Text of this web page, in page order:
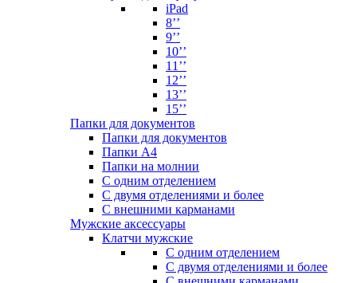
iPad
8’’
9’’
10’’
11’’
12’’
13’’
15’’
Папки для документов
Папки для документов
Папки А4
Папки на молнии
С одним отделением
С двумя отделениями и более
С внешними карманами
Мужские аксессуары
Клатчи мужские
С одним отделением
С двумя отделениями и более